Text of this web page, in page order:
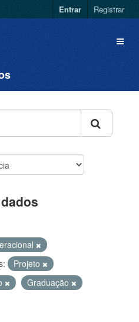
Entrar Registrar
Projeto
Graduação